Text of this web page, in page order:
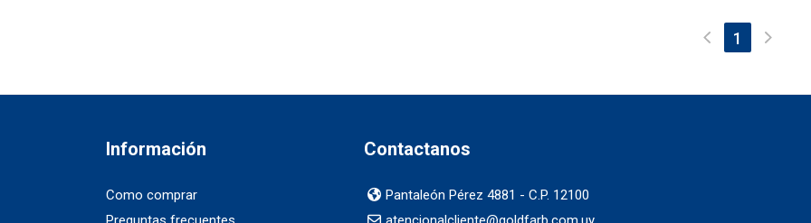
1 (current)
Información
Como comprar
Contactanos
Pantaleón Pérez 4881 - C.P. 12100